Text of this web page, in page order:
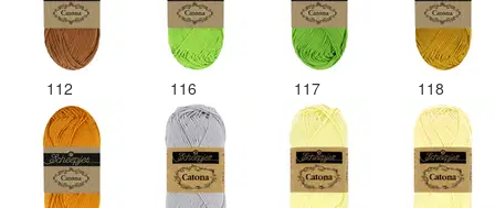
112 116 117 118